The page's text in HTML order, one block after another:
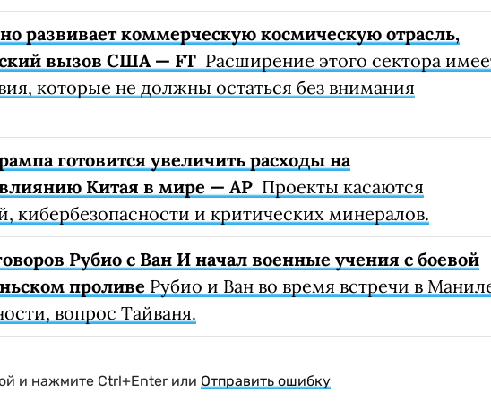
развивает коммерческую космическую отрасль,
вызов США — FT Расширение этого сектора
которые не должны остаться без внимания
готовится увеличить расходы на
Китая в мире — AP Проекты касаются
кибербезопасности и критических минералов.
Рубио с Ван И начал военные учения с боевой
проливе Рубио и Ван во время встречи в
вопрос Тайваня.
и нажмите Ctrl+Enter или Отправить ошибку